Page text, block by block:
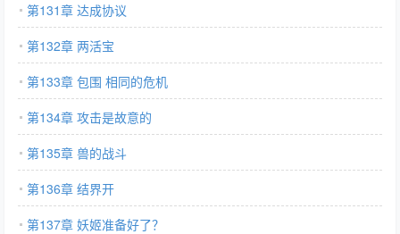
第131章 达成协议
第132章 两活宝
第133章 包围 相同的危机
第134章 攻击是故意的
第135章 兽的战斗
第136章 结界开
第137章 妖姬准备好了？